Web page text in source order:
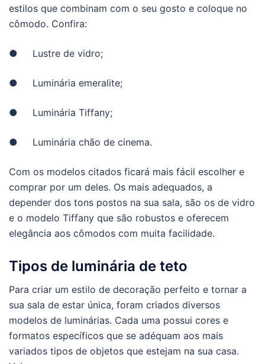
estilos que combinam com o seu gosto e coloque no
cômodo. Confira:
● Lustre de vidro;
● Luminária emeralite;
● Luminária Tiffany;
● Luminária chão de cinema.
Com os modelos citados ficará mais fácil escolher e
comprar por um deles. Os mais adequados, a
depender dos tons postos na sua sala, são os de vidro
e o modelo Tiffany que são robustos e oferecem
elegância aos cômodos com muita facilidade.
Tipos de luminária de teto
Para criar um estilo de decoração perfeito e tornar a
sua sala de estar única, foram criados diversos
modelos de luminárias. Cada uma possui cores e
formatos específicos que se adéquam aos mais
variados tipos de objetos que estejam na sua casa.